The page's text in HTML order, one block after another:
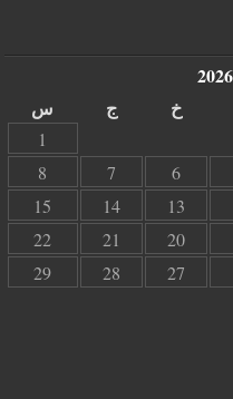
خ ج س
1
6
7
8
13
14
15
20
21
22
27
28
29